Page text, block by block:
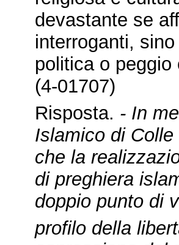
devastante se
interroganti,
politica o
(4-01707)
Risposta. - In
Islamico di
che la
di preghiera
doppio punto di
profilo della